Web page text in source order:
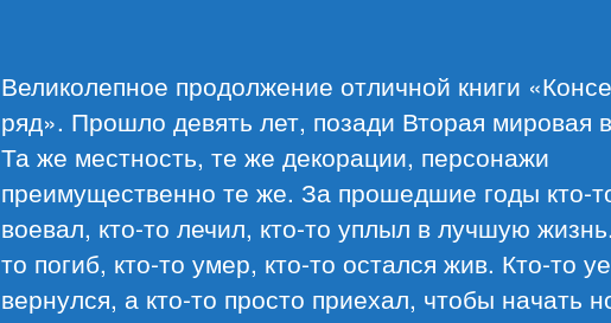
Великолепное продолжение отличной книги
ряд». Прошло девять лет, позади Вторая мировая
Та же местность, те же декорации, персонажи
преимущественно те же. За прошедшие годы кто-
воевал, кто-то лечил, кто-то уплыл в лучшую
то погиб, кто-то умер, кто-то остался жив. Кто-то
вернулся, а кто-то просто приехал, чтобы начать